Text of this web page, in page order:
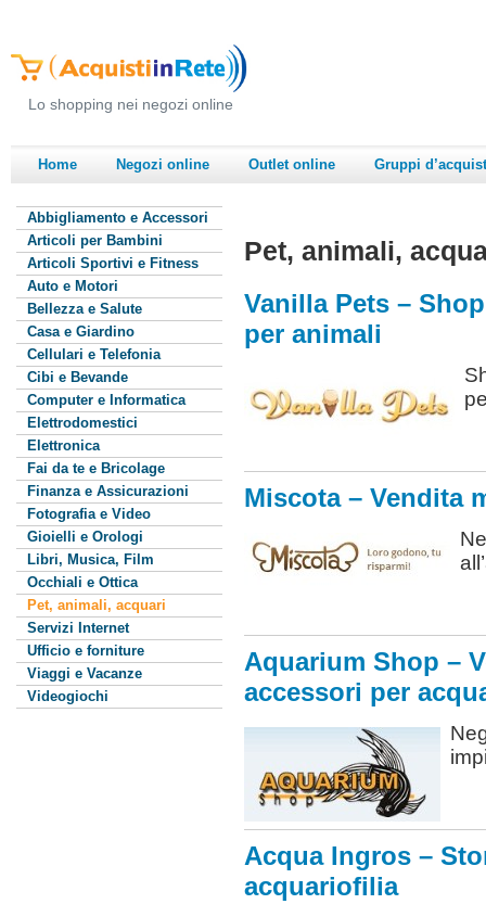
Lo shopping nei negozi online
Home Negozi online Outlet online Gruppi
Abbigliamento e Accessori
Articoli per Bambini
Articoli Sportivi e Fitness
Auto e Motori
Bellezza e Salute
Casa e Giardino
Cellulari e Telefonia
Cibi e Bevande
Computer e Informatica
Elettrodomestici
Elettronica
Fai da te e Bricolage
Finanza e Assicurazioni
Fotografia e Video
Gioielli e Orologi
Libri, Musica, Film
Occhiali e Ottica
Pet, animali, acquari
Servizi Internet
Ufficio e forniture
Viaggi e Vacanze
Videogiochi
Pet, animali,
Vanilla Pets –
per animali
Miscota – Vendita
Aquarium Shop –
accessori per
Acqua Ingros –
acquariofilia